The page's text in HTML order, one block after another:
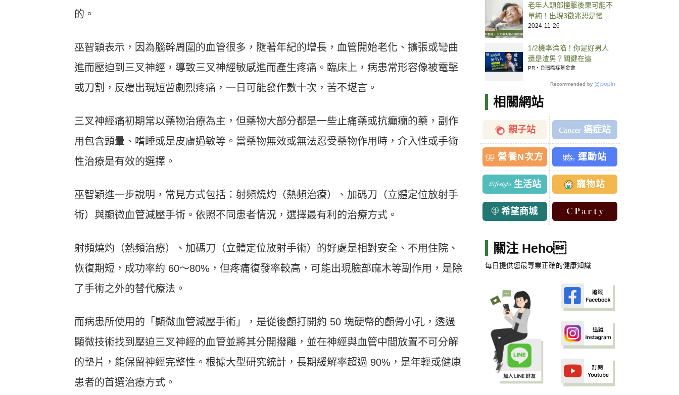
的。
巫智穎表示，因為腦幹周圍的血管很多，隨著年紀的增長，血管開始老化、擴張或彎曲
進而壓迫到三叉神經，導致三叉神經敏感進而產生疼痛。臨床上，病患常形容像被電擊
或刀割，反覆出現短暫劇烈疼痛，一日可能發作數十次，苦不堪言。
三叉神經痛初期常以藥物治療為主，但藥物大部分都是一些止痛藥或抗癲癇的藥，副作
用包含頭暈、嗜睡或是皮膚過敏等。當藥物無效或無法忍受藥物作用時，介入性或手術
性治療是有效的選擇。
巫智穎進一步說明，常見方式包括：射頻燒灼（熱頻治療）、加碼刀（立體定位放射手
術）與顯微血管減壓手術。依照不同患者情況，選擇最有利的治療方式。
射頻燒灼（熱頻治療）、加碼刀（立體定位放射手術）的好處是相對安全、不用住院、
恢復期短，成功率約 60〜80%，但疼痛復發率較高，可能出現臉部麻木等副作用，是除
了手術之外的替代療法。
而病患所使用的「顯微血管減壓手術」，是從後顱打開約 50 塊硬幣的顱骨小孔，透過
顯微技術找到壓迫三叉神經的血管並將其分開撥離，並在神經與血管中間放置不可分解
的墊片，能保留神經完整性。根據大型研究統計，長期緩解率超過 90%，是年輕或健康
患者的首選治療方式。
老年人頭部撞擊後果可能不
單純！出現3徵兆恐是慢性
硬腦膜下血腫
2024-11-26
1/2機率淪陷！你是好男人
還是渣男？關鍵在這
PR・台灣癌症基金會
Recommended by
相關網站
親子站 癌症站
營養N次方 運動站
生活站 寵物站
希望商城
關注 Heho
每日提供您最專業正確的健康知識